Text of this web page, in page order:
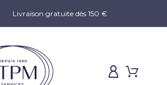
Livraison gratuite dès 150 €